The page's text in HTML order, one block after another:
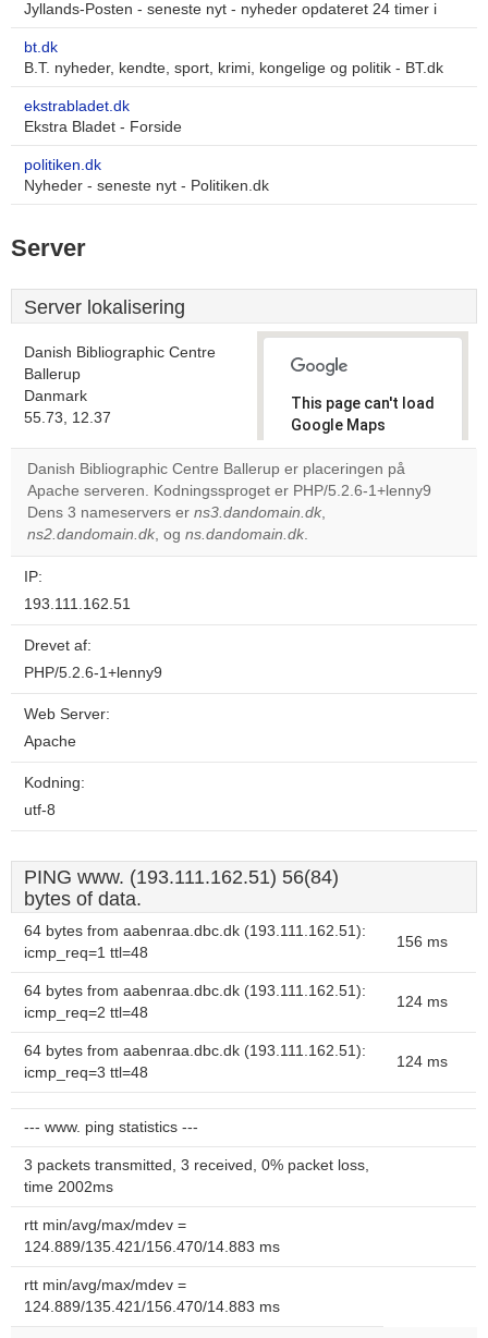
Jyllands-Posten - seneste nyt - nyheder opdateret 24 timer i
bt.dk
B.T. nyheder, kendte, sport, krimi, kongelige og politik - BT.dk
ekstrabladet.dk
Ekstra Bladet - Forside
politiken.dk
Nyheder - seneste nyt - Politiken.dk
Server
Server lokalisering
Danish Bibliographic Centre
Ballerup
Danmark
55.73, 12.37
This page can't load
Google Maps
correctly.
Do you
own this
Danish Bibliographic Centre Ballerup er placeringen på
Apache serveren. Kodningssproget er PHP/5.2.6-1+lenny9
Dens 3 nameservers er ns3.dandomain.dk,
ns2.dandomain.dk, og ns.dandomain.dk.
IP:
193.111.162.51
Drevet af:
PHP/5.2.6-1+lenny9
Web Server:
Apache
Kodning:
utf-8
PING www. (193.111.162.51) 56(84)
bytes of data.
64 bytes from aabenraa.dbc.dk (193.111.162.51):
icmp_req=1 ttl=48
156 ms
64 bytes from aabenraa.dbc.dk (193.111.162.51):
icmp_req=2 ttl=48
124 ms
64 bytes from aabenraa.dbc.dk (193.111.162.51):
icmp_req=3 ttl=48
124 ms
--- www. ping statistics ---
3 packets transmitted, 3 received, 0% packet loss,
time 2002ms
rtt min/avg/max/mdev =
124.889/135.421/156.470/14.883 ms
rtt min/avg/max/mdev =
124.889/135.421/156.470/14.883 ms